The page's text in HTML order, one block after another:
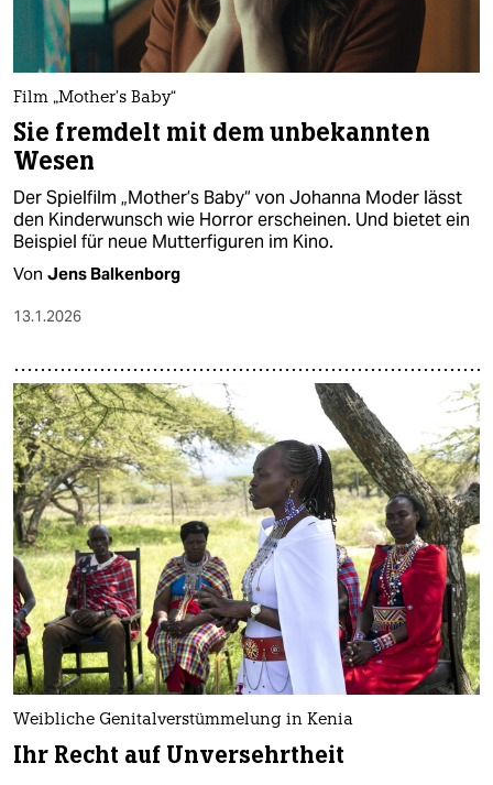
Film „Mother’s Baby“
Sie fremdelt mit dem unbekannten
Wesen
Der Spielfilm „Mother’s Baby“ von Johanna Moder lässt
den Kinderwunsch wie Horror erscheinen. Und bietet ein
Beispiel für neue Mutterfiguren im Kino.
Von Jens Balkenborg
13.1.2026
Weibliche Genitalverstümmelung in Kenia
Ihr Recht auf Unversehrtheit